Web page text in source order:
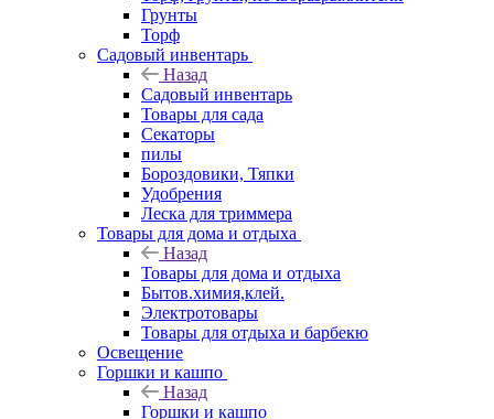
Грунты
Торф
Садовый инвентарь
Назад
Садовый инвентарь
Товары для сада
Секаторы
пилы
Бороздовики, Тяпки
Удобрения
Леска для триммера
Товары для дома и отдыха
Назад
Товары для дома и отдыха
Бытов.химия,клей.
Электротовары
Товары для отдыха и барбекю
Освещение
Горшки и кашпо
Назад
Горшки и кашпо